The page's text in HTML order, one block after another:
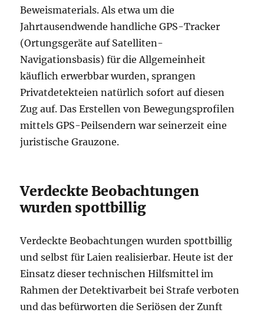
Beweismaterials. Als etwa um die
Jahrtausendwende handliche GPS-Tracker
(Ortungsgeräte auf Satelliten-
Navigationsbasis) für die Allgemeinheit
käuflich erwerbbar wurden, sprangen
Privatdetekteien natürlich sofort auf diesen
Zug auf. Das Erstellen von Bewegungsprofilen
mittels GPS-Peilsendern war seinerzeit eine
juristische Grauzone.
Verdeckte Beobachtungen
wurden spottbillig
Verdeckte Beobachtungen wurden spottbillig
und selbst für Laien realisierbar. Heute ist der
Einsatz dieser technischen Hilfsmittel im
Rahmen der Detektivarbeit bei Strafe verboten
und das befürworten die Seriösen der Zunft